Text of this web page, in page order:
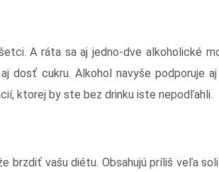
A ráta sa aj jedno-dve alkoholické
dosť cukru. Alkohol navyše podporuje
ktorej by ste bez drinku iste nepodľahli.
brzdiť vašu diétu. Obsahujú príliš veľa